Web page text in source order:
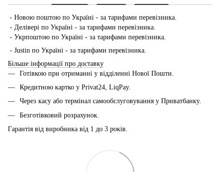
- Новою поштою по Україні - за тарифами перевізника.
- Делівері по Україні - за тарифами перевізника.
- Укрпоштою по Україні - за тарифами перевізника.
- Justin по Україні - за тарифами перевізника.
Більше інформації про доставку
Готівкою при отриманні у відділенні Нової Пошти.
Кредитною картко у Privat24, LiqPay.
Через касу або термінал самообслуговування у Приватбанку.
Безготівковий розрахунок.
Гарантія від виробника від 1 до 3 років.